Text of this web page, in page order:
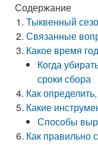
Содержание
Тыквенный
Связанные
Какое время
Когда
сроки сбора
Как
Какие
Способы
Как правильно